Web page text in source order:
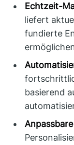
Echtzeit-
liefert
fundierte
basierend